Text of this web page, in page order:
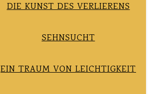
DIE KUNST DES VERLIERENS
SEHNSUCHT
EIN TRAUM VON LEICHTIGKEIT